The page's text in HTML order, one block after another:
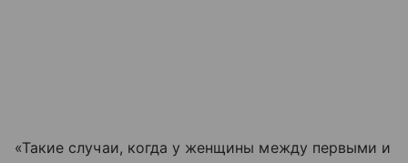
«Такие случаи, когда у женщины между первыми и